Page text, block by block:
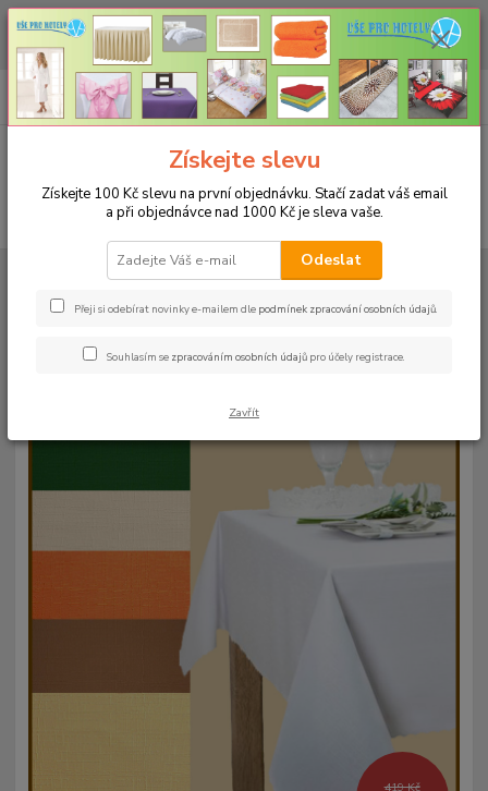
CHCETE NAKOUPIT VĚTŠÍ MNOŽSTVÍ NAŠICH PRODUKTŮ ZA LEPŠÍ
CENU? Klikněte ZDE
CZK
+420 773 794 023
Pondělí-pátek 9-16 hodin
0ks
za0 Kč
UBRUSY
Teflonové ubrusy jednobarevné s vodoodpudivou úpravou
Teflonový ubrus 140x140cm -
bílý 4
419 Kč
Získejte slevu
Získejte 100 Kč slevu na první objednávku. Stačí zadat váš email
a při objednávce nad 1000 Kč je sleva vaše.
Odeslat
Přeji si odebírat novinky e-mailem dle podmínek zpracování osobních údajů.
Souhlasím se zpracováním osobních údajů pro účely registrace.
Zavřít